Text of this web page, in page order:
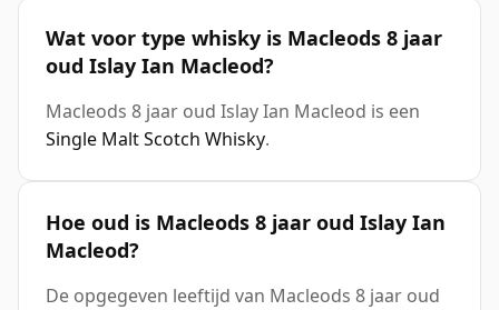
Wat voor type whisky is Macleods 8 jaar
oud Islay Ian Macleod?
Macleods 8 jaar oud Islay Ian Macleod is een
Single Malt Scotch Whisky.
Hoe oud is Macleods 8 jaar oud Islay Ian
Macleod?
De opgegeven leeftijd van Macleods 8 jaar oud